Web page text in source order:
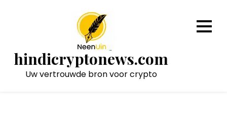
hindicryptonews.com
Uw vertrouwde bron voor crypto